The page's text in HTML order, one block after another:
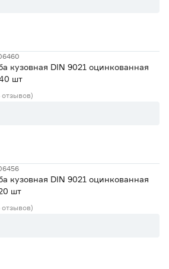
кузовная DIN 9021 оцинкованная
шт
отзывов)
кузовная DIN 9021 оцинкованная
шт
отзывов)